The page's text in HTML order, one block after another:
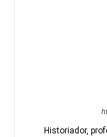
Historiador,